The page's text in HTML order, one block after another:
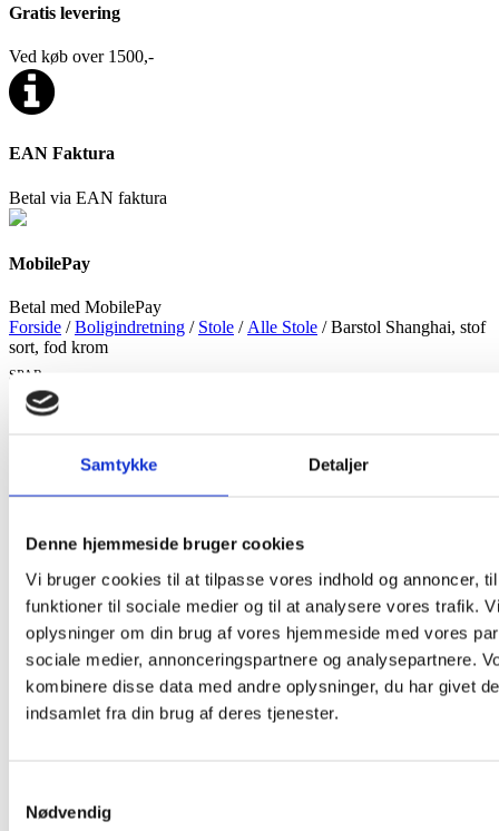
Samtykke Detaljer
Denne hjemmeside bruger cookies
Vi bruger cookies til at tilpasse vores indhold og annoncer,
funktioner til sociale medier og til at analysere vores trafik.
oplysninger om din brug af vores hjemmeside med vores
sociale medier, annonceringspartnere og analysepartnere.
kombinere disse data med andre oplysninger, du har givet
indsamlet fra din brug af deres tjenester.
Nødvendig
Gratis levering
Ved køb over 1500,-
EAN Faktura
Betal via EAN faktura
MobilePay
Betal med MobilePay
Forside /Boligindretning / Stole / Alle Stole / Barstol Shanghai, stof
sort, fod krom
SPAR
19%